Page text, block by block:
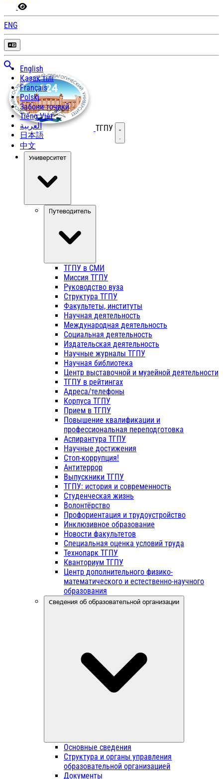
ENG
English
Қазақ тілі
Français
Polski
Забони тоҷикӣ
Tiếng Việt
العربية
日本語
中文
ТГПУ Открыть меню
Университет
Путеводитель
ТГПУ в СМИ
Миссия ТГПУ
Руководство вуза
Структура ТГПУ
Факультеты, институты
Научная деятельность
Международная деятельность
Социальная деятельность
Издательская деятельность
Научные журналы ТГПУ
Научная библиотека
Центр выставочной и музейной деятельности
ТГПУ в рейтингах
Адреса/телефоны
Корпуса ТГПУ
Прием в ТГПУ
Повышение квалификации и
профессиональная переподготовка
Аспирантура ТГПУ
Научные достижения
Стоп-коррупция!
Антитеррор
Выпускники ТГПУ
ТГПУ: история и современность
Студенческая жизнь
Волонтёрство
Профориентация и трудоустройство
Инклюзивное образование
Новости факультетов
Специальная оценка условий труда
Технопарк ТГПУ
Кванториум ТГПУ
Центр дополнительного физико-
математического и естественно-научного
образования
Сведения об образовательной организации
Основные сведения
Структура и органы управления
образовательной организацией
Документы